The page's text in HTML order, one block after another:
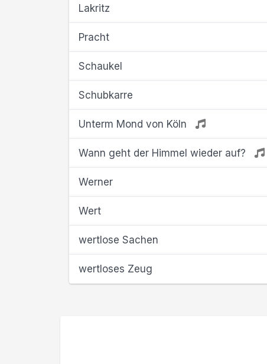
Lakritz
Pracht
Schaukel
Schubkarre
Unterm Mond von Köln
Wann geht der Himmel wieder auf?
Werner
Wert
wertlose Sachen
wertloses Zeug